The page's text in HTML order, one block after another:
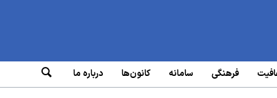
فرهنگی سامانه‌ کانون‌ها درباره ما